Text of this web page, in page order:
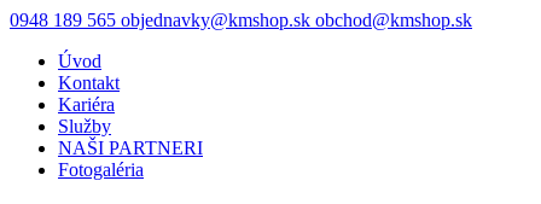
0948 189 565 objednavky@kmshop.sk obchod@kmshop.sk
Úvod
Kontakt
Kariéra
Služby
NAŠI PARTNERI
Fotogaléria